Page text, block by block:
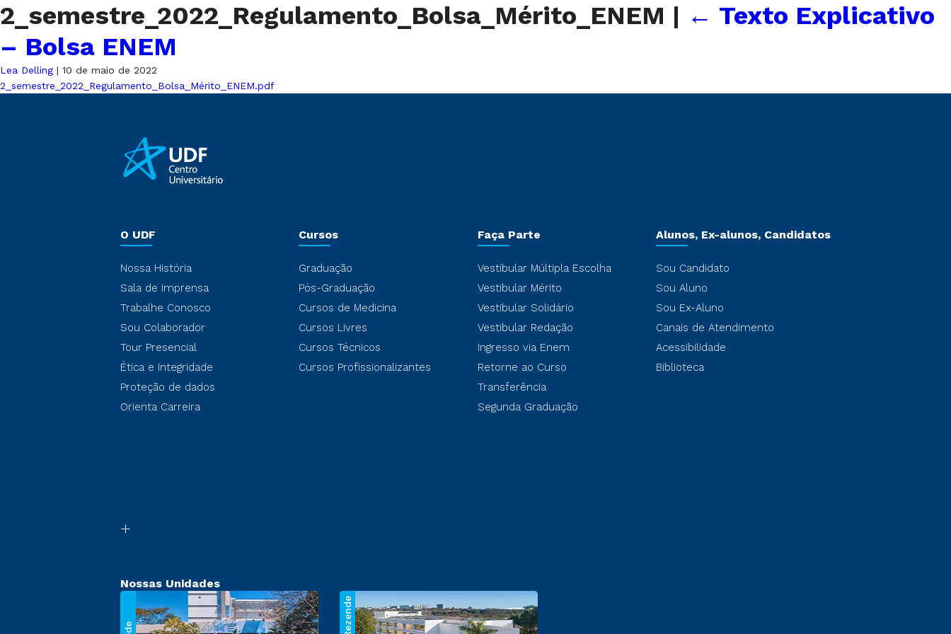
2_semestre_2022_Regulamento_Bolsa_Mérito_ENEM | ← Texto Explicativo
– Bolsa ENEM
Lea Delling | 10 de maio de 2022
2_semestre_2022_Regulamento_Bolsa_Mérito_ENEM.pdf
O UDF
Nossa História
Sala de Imprensa
Trabalhe Conosco
Sou Colaborador
Tour Presencial
Ética e Integridade
Proteção de dados
Orienta Carreira
Cursos
Graduação
Pós-Graduação
Cursos de Medicina
Cursos Livres
Cursos Técnicos
Cursos Profissionalizantes
Faça Parte
Vestibular Múltipla Escolha
Vestibular Mérito
Vestibular Solidário
Vestibular Redação
Ingresso via Enem
Retorne ao Curso
Transferência
Segunda Graduação
Alunos, Ex-alunos, Candidatos
Sou Candidato
Sou Aluno
Sou Ex-Aluno
Canais de Atendimento
Acessibilidade
Biblioteca
Nossas Unidades